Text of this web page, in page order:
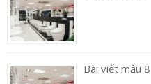
Bài viết mẫu 8